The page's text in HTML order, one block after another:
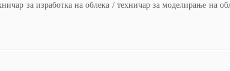
за изработка на облека / техничар за моделирање